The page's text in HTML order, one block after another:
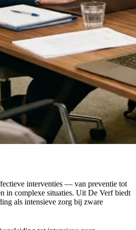
interventies — van preventie tot
in complexe situaties. Uit De Verf biedt
als intensieve zorg bij zware